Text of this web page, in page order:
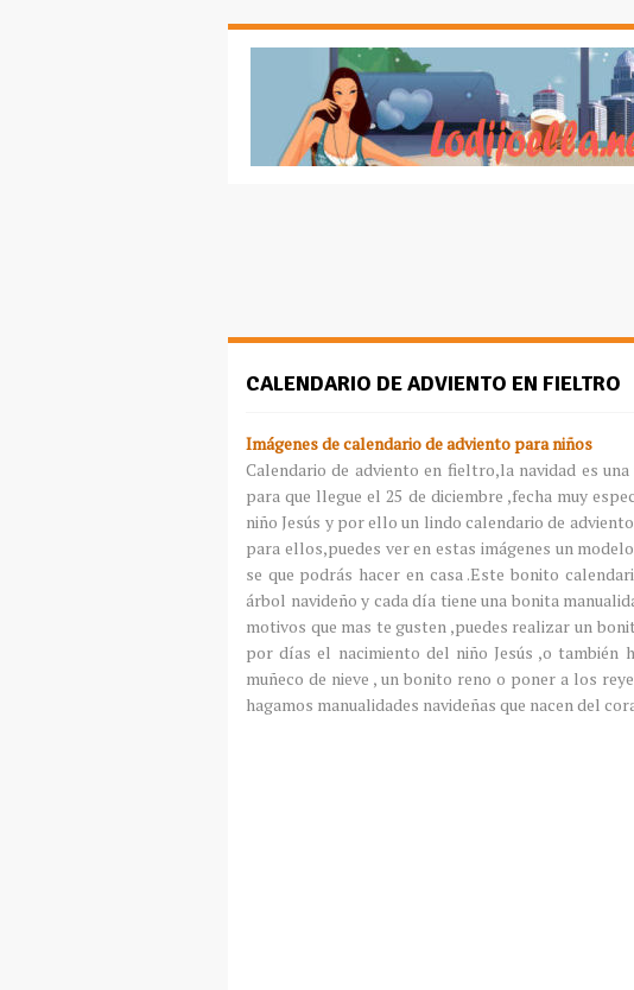
CALENDARIO DE ADVIENTO EN FIELTRO
Imágenes de calendario de adviento para niños
Calendario de adviento en fieltro,la navidad es
para que llegue el 25 de diciembre ,fecha muy
niño Jesús y por ello un lindo calendario de
para ellos,puedes ver en estas imágenes un
se que podrás hacer en casa .Este bonito
árbol navideño y cada día tiene una bonita
motivos que mas te gusten ,puedes realizar un
por días el nacimiento del niño Jesús ,o también
muñeco de nieve , un bonito reno o poner a los
hagamos manualidades navideñas que nacen del